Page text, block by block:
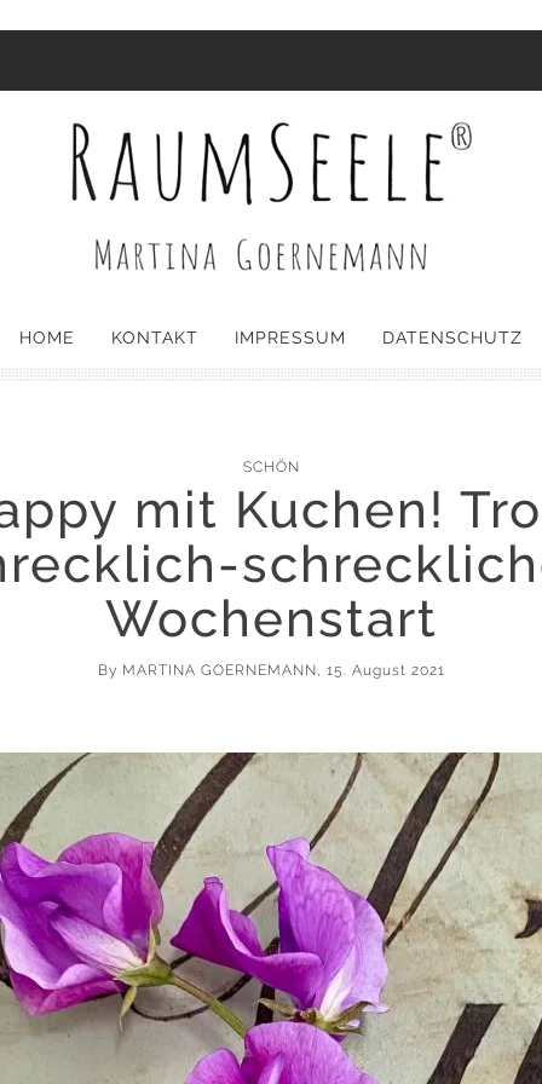
HOME KONTAKT IMPRESSUM DATENSCHUTZ
SCHÖN
mit Kuchen!
Wochenstart
By MARTINA GOERNEMANN , 15. August 2021